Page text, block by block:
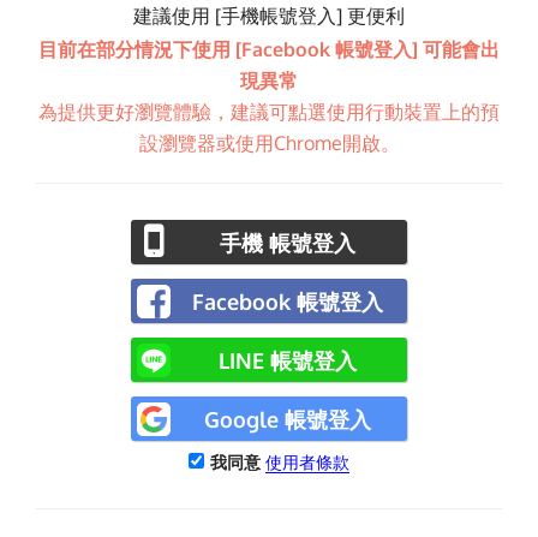
建議使用 [手機帳號登入] 更便利
目前在部分情況下使用 [Facebook 帳號登入] 可能會出
現異常
為提供更好瀏覽體驗，建議可點選使用行動裝置上的預
設瀏覽器或使用Chrome開啟。
手機 帳號登入
Facebook 帳號登入
LINE 帳號登入
Google 帳號登入
我同意 使用者條款